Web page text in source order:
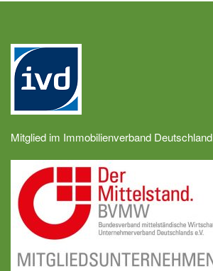
Mitglied im Immobilienverband Deutschland